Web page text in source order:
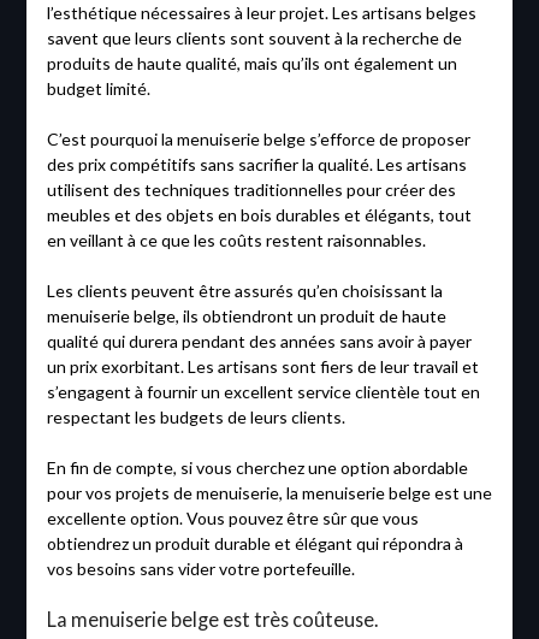
l’esthétique nécessaires à leur projet. Les artisans belges
savent que leurs clients sont souvent à la recherche de
produits de haute qualité, mais qu’ils ont également un
budget limité.
C’est pourquoi la menuiserie belge s’efforce de proposer
des prix compétitifs sans sacrifier la qualité. Les artisans
utilisent des techniques traditionnelles pour créer des
meubles et des objets en bois durables et élégants, tout
en veillant à ce que les coûts restent raisonnables.
Les clients peuvent être assurés qu’en choisissant la
menuiserie belge, ils obtiendront un produit de haute
qualité qui durera pendant des années sans avoir à payer
un prix exorbitant. Les artisans sont fiers de leur travail et
s’engagent à fournir un excellent service clientèle tout en
respectant les budgets de leurs clients.
En fin de compte, si vous cherchez une option abordable
pour vos projets de menuiserie, la menuiserie belge est une
excellente option. Vous pouvez être sûr que vous
obtiendrez un produit durable et élégant qui répondra à
vos besoins sans vider votre portefeuille.
La menuiserie belge est très coûteuse.